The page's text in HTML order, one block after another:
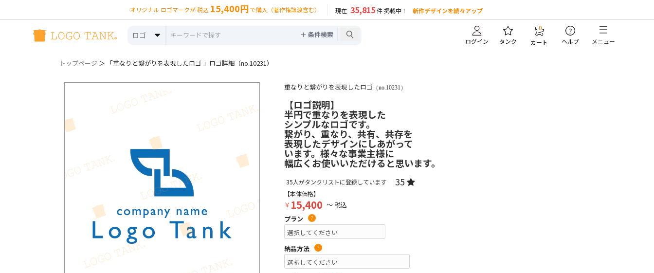
オリジナル ロゴマークが 税込 15,400円 で購入（著作権譲渡含む） 現在 35,815件 掲載中！ 新作デザインを続々アップ
ロゴ ＋ 条件検索
ログイン タンク
0
カート
?
ヘルプ メニュー
トップページ ＞ 「重なりと繋がりを表現したロゴ 」ロゴ詳細（no.10231）
重なりと繋がりを表現したロゴ （no.10231）
【ロゴ説明】
半円で重なりを表現した
シンプルなロゴです。
繋がり、重なり、共有、共存を
表現したデザインにしあがって
います。様々な事業主様に
幅広くお使いいただけると思います。
35人がタンクリストに登録しています 35
【本体価格】
￥ 15,400 ～ 税込
プラン
?
納品方法 ?